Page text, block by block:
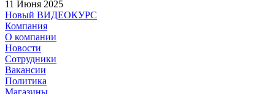
11 Июня 2025
Новый ВИДЕОКУРС
Компания
О компании
Новости
Сотрудники
Вакансии
Политика